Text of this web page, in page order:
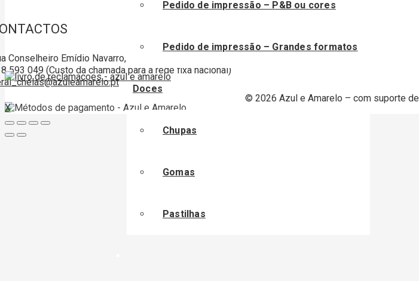
Pedido de impressão – P&B ou cores
Pedido de impressão – Grandes formatos
Doces
Chupas
Gomas
Pastilhas
Conselheiro Emídio Navarro, nº 35 Lote 27 A, Sala A 1950-062 Lisboa
593 049 (Custo da chamada para a rede fixa nacional)
© 2026 Azul e Amarelo – com suporte de
X